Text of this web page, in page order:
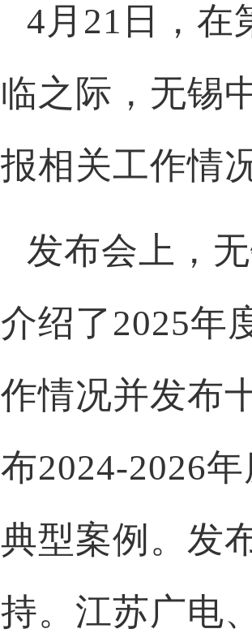
4月21日，在
临之际，无锡
报相关工作情
发布会上，
介绍了2025年
作情况并发布
布2024-2026
典型案例。发
持。江苏广电